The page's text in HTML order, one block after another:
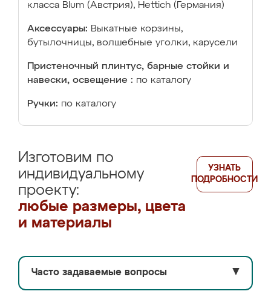
класса Blum (Австрия), Hettich (Германия)
Аксессуары: Выкатные корзины,
бутылочницы, волшебные уголки, карусели
Пристеночный плинтус, барные стойки и
навески, освещение : по каталогу
Ручки: по каталогу
Изготовим по
индивидуальному
проекту:
любые размеры, цвета
и материалы
УЗНАТЬ
ПОДРОБНОСТИ
Часто задаваемые вопросы ▼